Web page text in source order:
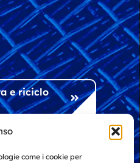
come i cookie per
e riciclo
e